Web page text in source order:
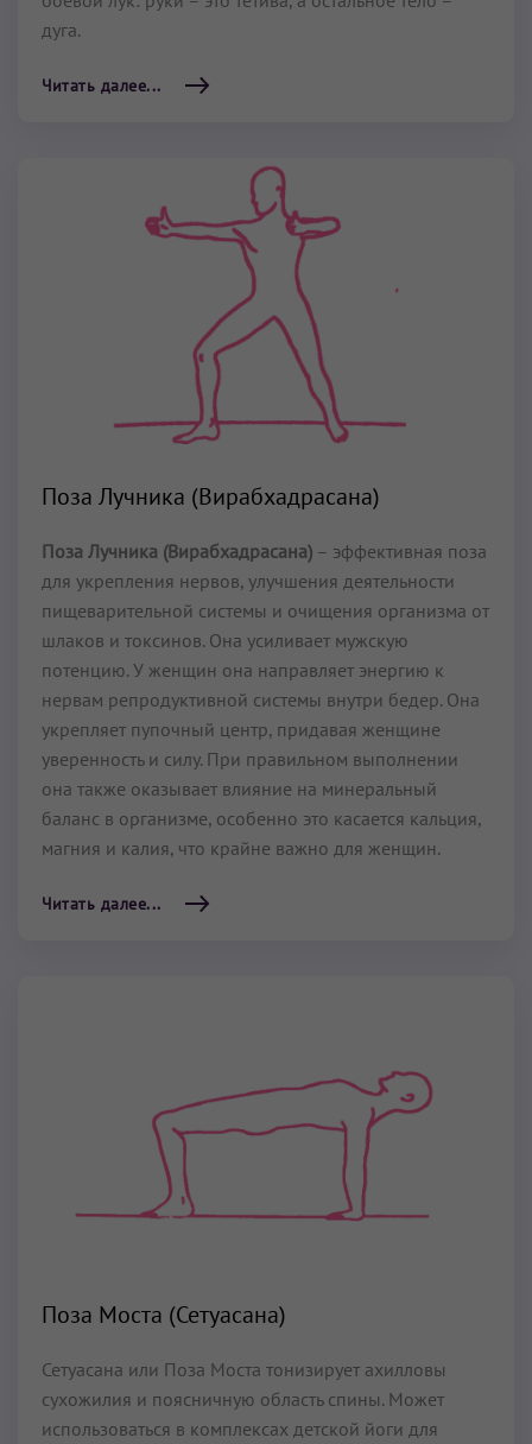
дуга.
Читать далее...
Поза Лучника (Вирабхадрасана)
Поза Лучника (Вирабхадрасана) – эффективная поза
для укрепления нервов, улучшения деятельности
пищеварительной системы и очищения организма от
шлаков и токсинов. Она усиливает мужскую
потенцию. У женщин она направляет энергию к
нервам репродуктивной системы внутри бедер. Она
укрепляет пупочный центр, придавая женщине
уверенность и силу. При правильном выполнении
она также оказывает влияние на минеральный
баланс в организме, особенно это касается кальция,
магния и калия, что крайне важно для женщин.
Читать далее...
Поза Моста (Сетуасана)
Сетуасана или Поза Моста тонизирует ахилловы
сухожилия и поясничную область спины. Может
использоваться в комплексах детской йоги для